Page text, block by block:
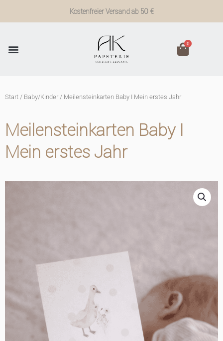
Kostenfreier Versand ab 50 €
0
Start / Baby/Kinder / Meilensteinkarten Baby I Mein erstes Jahr
Meilensteinkarten Baby I
Mein erstes Jahr